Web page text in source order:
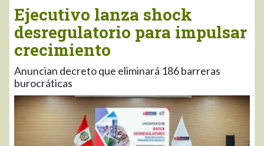
Ejecutivo lanza shock
desregulatorio para impulsar
crecimiento
Anuncian decreto que eliminará 186 barreras
burocráticas